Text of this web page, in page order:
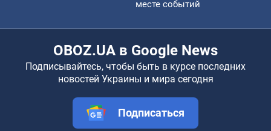
месте событий
OBOZ.UA в Google News
Подписывайтесь, чтобы быть в курсе последних
новостей Украины и мира сегодня
Подписаться